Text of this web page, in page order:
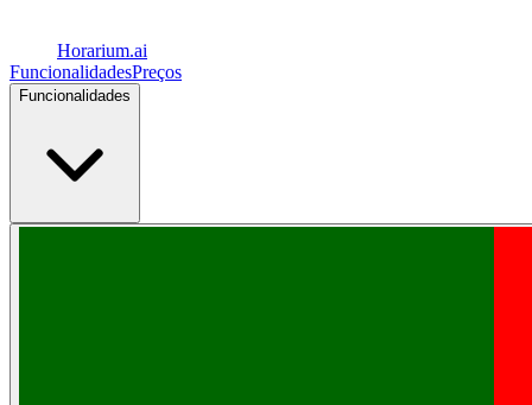
Horarium.ai
FuncionalidadesPreços
Funcionalidades